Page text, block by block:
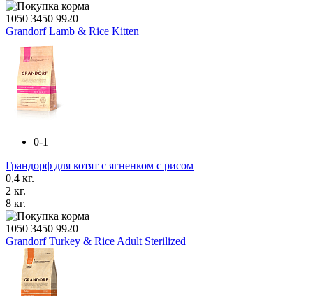
1050 3450 9920
Grandorf Lamb & Rice Kitten
0-1
Грандорф для котят с ягненком с рисом
0,4 кг.
2 кг.
8 кг.
1050 3450 9920
Grandorf Turkey & Rice Adult Sterilized